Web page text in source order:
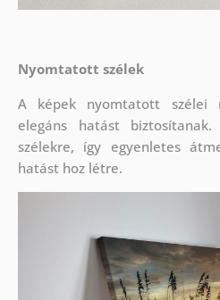
Nyomtatott szélek
A képek nyomtatott szélei
elegáns hatást
szélekre, így egyenletes
hatást hoz létre.